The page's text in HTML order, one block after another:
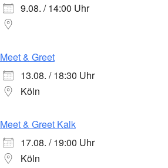
9.08. / 14:00 Uhr
Meet & Greet
13.08. / 18:30 Uhr
Köln
Meet & Greet Kalk
17.08. / 19:00 Uhr
Köln